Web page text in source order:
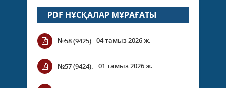
PDF НҰСҚАЛАР МҰРАҒАТЫ
№58 (9425) 04 тамыз 2026 ж.
№57 (9424). 01 тамыз 2026 ж.